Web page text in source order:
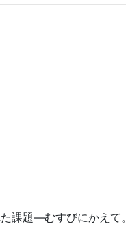
課題―むすびにかえて。